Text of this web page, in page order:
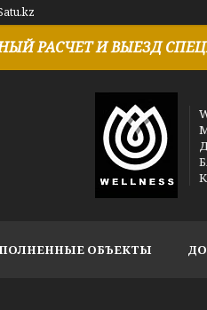
РАСЧЕТ И ВЫЕЗД
ОБЪЕКТЫ